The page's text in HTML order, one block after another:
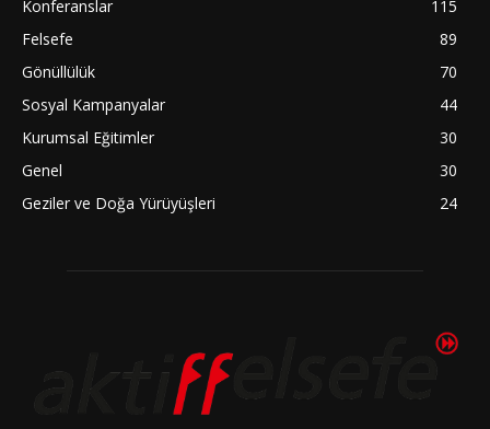
Konferanslar
115
Felsefe
89
Gönüllülük
70
Sosyal Kampanyalar
44
Kurumsal Eğitimler
30
Genel
30
Geziler ve Doğa Yürüyüşleri
24